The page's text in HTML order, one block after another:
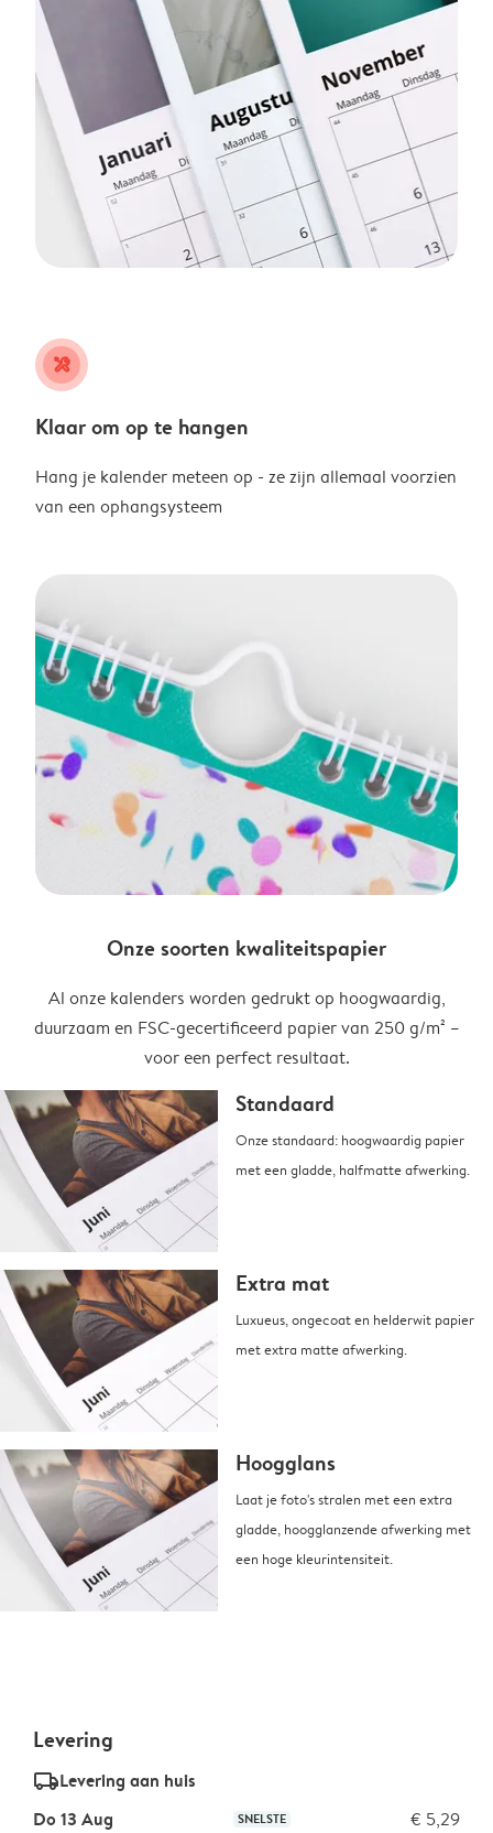
tools
Klaar om op te hangen
Hang je kalender meteen op - ze zijn allemaal voorzien
van een ophangsysteem
Onze soorten kwaliteitspapier
Al onze kalenders worden gedrukt op hoogwaardig,
duurzaam en FSC-gecertificeerd papier van 250 g/m² –
voor een perfect resultaat.
Standaard
Onze standaard: hoogwaardig papier
met een gladde, halfmatte afwerking.
Extra mat
Luxueus, ongecoat en helderwit papier
met extra matte afwerking.
Hoogglans
Laat je foto's stralen met een extra
gladde, hoogglanzende afwerking met
een hoge kleurintensiteit.
Levering
delivery_standard_v2Levering aan huis
Do 13 Aug
SNELSTE € 5,29